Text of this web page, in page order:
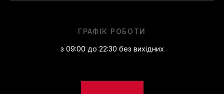
ГРАФІК РОБОТИ
з 09:00 до 22:30 без вихідних